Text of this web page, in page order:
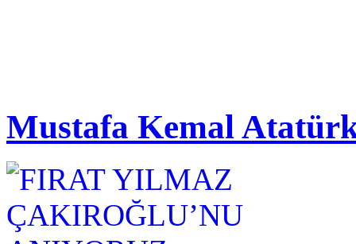
Mustafa Kemal Atatürk